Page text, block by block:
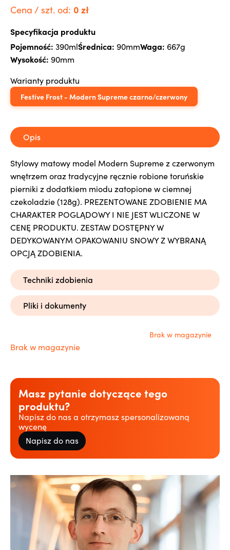
Cena / szt. od: 0 zł
Specyfikacja produktu
Pojemność: 390mlŚrednica: 90mmWaga: 667g
Wysokość: 90mm
Warianty produktu
Festive Frost - Modern Supreme czarno/czerwony
Opis
Stylowy matowy model Modern Supreme z czerwonym
wnętrzem oraz tradycyjne ręcznie robione toruńskie
pierniki z dodatkiem miodu zatopione w ciemnej
czekoladzie (128g). PREZENTOWANE ZDOBIENIE MA
CHARAKTER POGLĄDOWY I NIE JEST WLICZONE W
CENĘ PRODUKTU. ZESTAW DOSTĘPNY W
DEDYKOWANYM OPAKOWANIU SNOWY Z WYBRANĄ
OPCJĄ ZDOBIENIA.
Techniki zdobienia
Pliki i dokumenty
Brak w magazynie
Brak w magazynie
Masz pytanie dotyczące tego
produktu?
Napisz do nas a otrzymasz spersonalizowaną
wycenę
Napisz do nas